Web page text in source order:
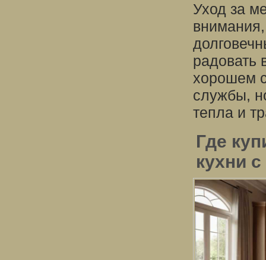
Уход за
радовать
хорошем
службы,
тепла и
Где
кухни